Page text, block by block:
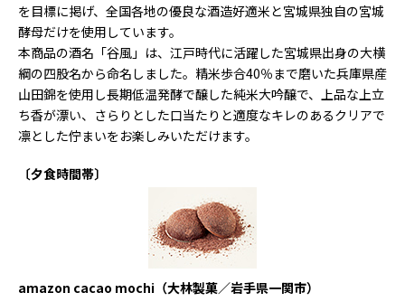
を目標に掲げ、全国各地の優良な酒造好適米と宮城県独自の宮城
酵母だけを使用しています。
本商品の酒名「谷風」は、江戸時代に活躍した宮城県出身の大横
綱の四股名から命名しました。精米歩合40％まで磨いた兵庫県産
山田錦を使用し長期低温発酵で醸した純米大吟醸で、上品な上立
ち香が漂い、さらりとした口当たりと適度なキレのあるクリアで
凛とした佇まいをお楽しみいただけます。
〔夕食時間帯〕
amazon cacao mochi（大林製菓／岩手県一関市）